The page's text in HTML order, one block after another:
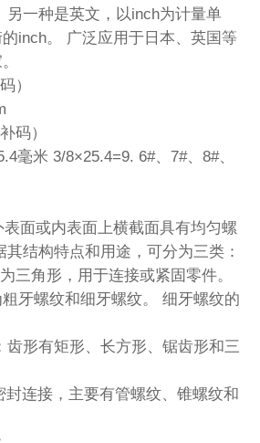
另一种是英文，以inch为计量单
inch。 广泛应用于日本、英国等
）
码）
毫米 3/8×25.4=9. 6#、7#、8#、
面或内表面上横截面具有均匀螺
结构特点和用途，可分为三类：
三角形，用于连接或紧固零件。
牙螺纹和细牙螺纹。 细牙螺纹的
齿形有矩形、长方形、锯齿形和三
封连接，主要有管螺纹、锥螺纹和